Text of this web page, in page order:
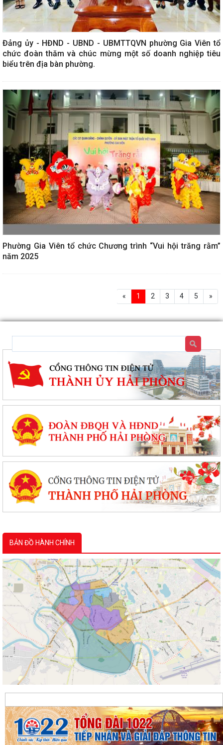
Đảng ủy - HĐND - UBND - UBMTTQVN phường Gia Viên tổ
chức đoàn thăm và chúc mừng một số doanh nghiệp tiêu
biểu trên địa bàn phường.
Phường Gia Viên tổ chức Chương trình “Vui hội trăng rằm”
năm 2025
« 1 2 3 4 5 »
BẢN ĐỒ HÀNH CHÍNH